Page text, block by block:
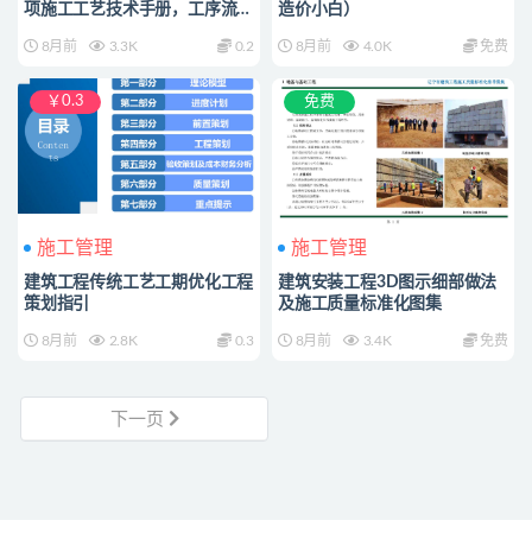
项施工工艺技术手册，工序流程
8月前 3.3K 0.2
造价小白）
8月前 4.0K 免费
￥0.3
施工管理
建筑工程传统工艺工期优化工程
策划指引
8月前 2.8K 0.3
免费
施工管理
建筑安装工程3D图示细部做法
及施工质量标准化图集
8月前 3.4K 免费
下一页